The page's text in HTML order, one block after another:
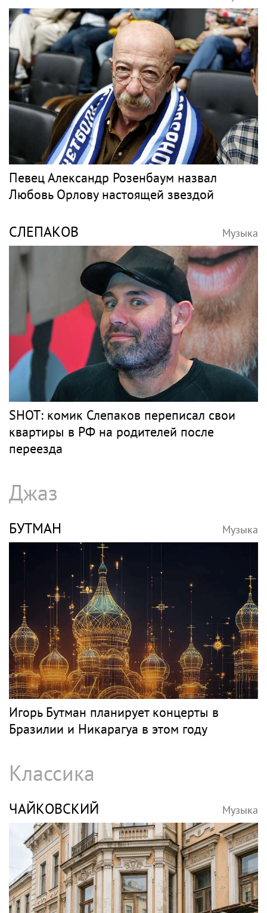
Певец Александр Розенбаум назвал
Любовь Орлову настоящей звездой
СЛЕПАКОВ Музыка
SHOT: комик Слепаков переписал свои
квартиры в РФ на родителей после
переезда
Джаз
БУТМАН Музыка
Игорь Бутман планирует концерты в
Бразилии и Никарагуа в этом году
Классика
ЧАЙКОВСКИЙ Музыка